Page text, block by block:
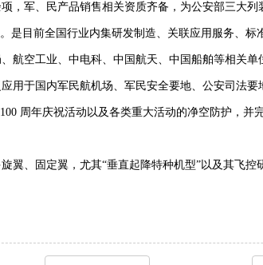
，军、民产品销售相关资质齐备，为公安部三大
目前全国行业内集研发制造、关联应用服务、
航空工业、中电科、中国航天、中国船舶等相关
用于国内军民航机场、军民安全要地、公安司法
周年庆祝活动以及各类重大活动的净空防护，
翼、固定翼，尤其“垂直起降特种机型”以及其飞